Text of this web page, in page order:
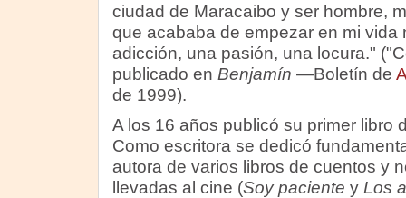
ciudad de Maracaibo y ser hombre,
que acababa de empezar en mi vida
adicción, una pasión, una locura."
publicado en Benjamín —Boletín de
de 1999).
A los 16 años publicó su primer libro
Como escritora se dedicó
autora de varios libros de cuentos y
llevadas al cine (Soy paciente y Los